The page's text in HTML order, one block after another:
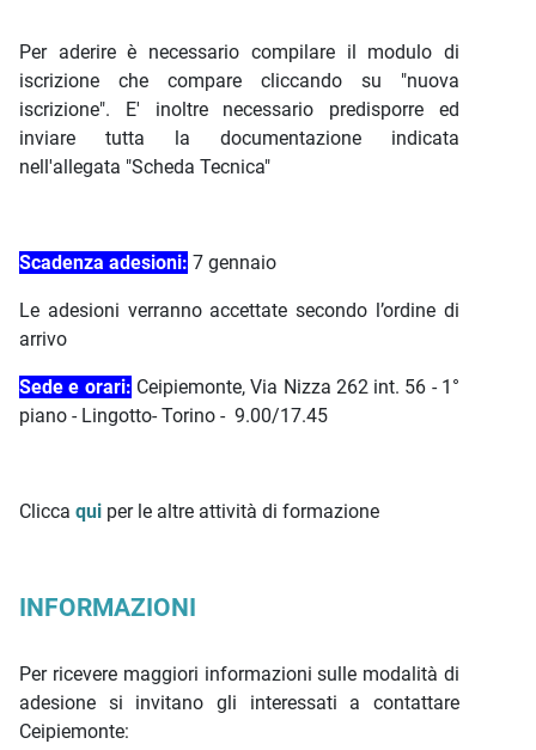
Per aderire è necessario compilare il modulo di
iscrizione che compare cliccando su "nuova
iscrizione". E' inoltre necessario predisporre ed
inviare tutta la documentazione indicata
nell'allegata "Scheda Tecnica"
Scadenza adesioni: 7 gennaio
Le adesioni verranno accettate secondo l’ordine di
arrivo
Sede e orari: Ceipiemonte, Via Nizza 262 int. 56 - 1°
piano - Lingotto- Torino - 9.00/17.45
Clicca qui per le altre attività di formazione
INFORMAZIONI
Per ricevere maggiori informazioni sulle modalità di
adesione si invitano gli interessati a contattare
Ceipiemonte: